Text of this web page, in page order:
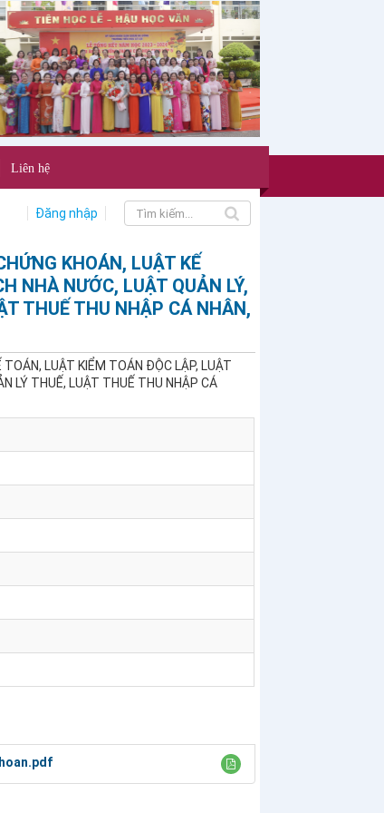
Liên hệ
Đăng nhập
KHOÁN, LUẬT KẾ
NHÀ NƯỚC, LUẬT QUẢN LÝ,
THUẾ THU NHẬP CÁ NHÂN,
LUẬT KIỂM TOÁN ĐỘC LẬP, LUẬT
LÝ THUẾ, LUẬT THUẾ THU NHẬP CÁ